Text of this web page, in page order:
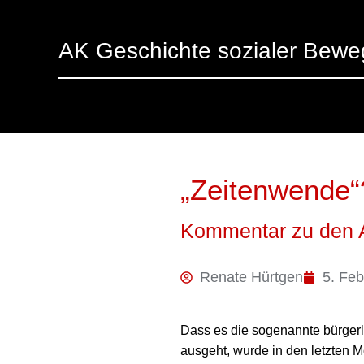
AK Geschichte sozialer
Kommentar zu den
Renate Hürtgen 5.
Dass es die sogenannte
ausgeht, wurde in den letzten